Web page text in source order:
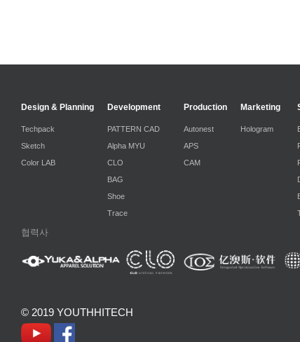
Design & Planning
Techpack
Sketch
Color LAB
Development
PATTERN CAD
Alpha MYU
CLO
BAG
Shoe
Trace
Production
Autonest
APS
CAM
Marketing
Hologram
협력사
© 2019 YOUTHHITECH